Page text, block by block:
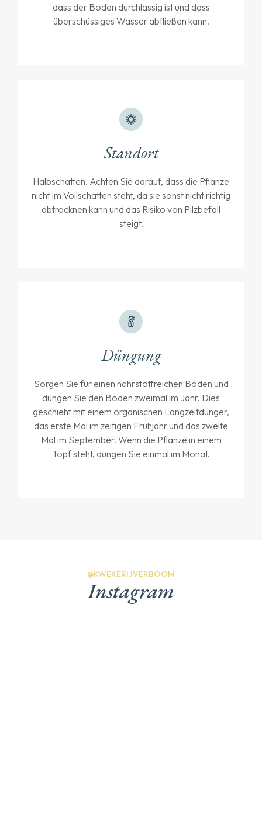
dass der Boden durchlässig ist und dass
überschüssiges Wasser abfließen kann.
Standort
Halbschatten. Achten Sie darauf, dass die Pflanze
nicht im Vollschatten steht, da sie sonst nicht richtig
abtrocknen kann und das Risiko von Pilzbefall
steigt.
Düngung
Sorgen Sie für einen nährstoffreichen Boden und
düngen Sie den Boden zweimal im Jahr. Dies
geschieht mit einem organischen Langzeitdünger,
das erste Mal im zeitigen Frühjahr und das zweite
Mal im September. Wenn die Pflanze in einem
Topf steht, düngen Sie einmal im Monat.
@KWEKERIJVERBOOM
Instagram